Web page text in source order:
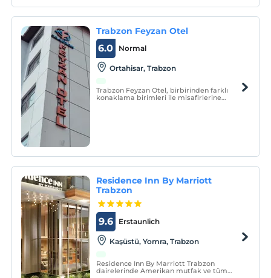
Trabzon Feyzan Otel
Normal
6.0
Ortahisar, Trabzon
Trabzon Feyzan Otel, birbirinden farklı
konaklama birimleri ile misafirlerine
Residence Inn By Marriott
Trabzon
Erstaunlich
9.6
Kaşüstü, Yomra, Trabzon
Residence Inn By Marriott Trabzon
dairelerinde Amerikan mutfak ve tüm